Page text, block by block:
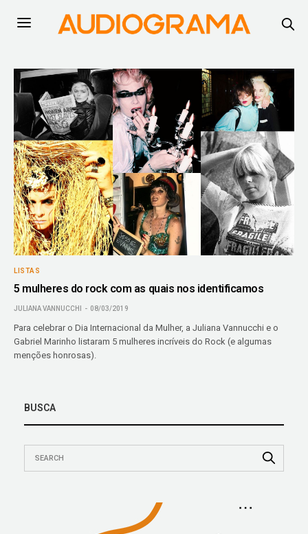
LISTAS
5 mulheres do rock com as quais nos identificamos
JULIANA VANNUCCHI 08/03/2019
Para celebrar o Dia Internacional da Mulher, a Juliana Vannucchi e o
Gabriel Marinho listaram 5 mulheres incríveis do Rock (e algumas
menções honrosas).
BUSCA